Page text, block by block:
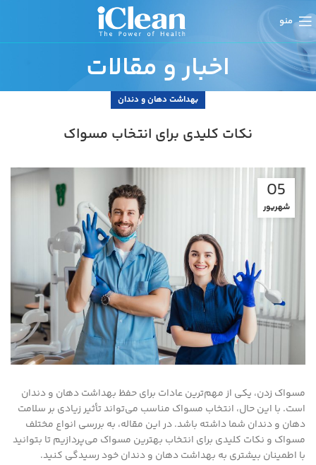
منو
اخبار و مقالات
بهداشت دهان و دندان
نکات کلیدی برای انتخاب مسواک
05
شهریور
مسواک زدن، یکی از مهم‌ترین عادات برای حفظ بهداشت دهان و دندان
است. با این حال، انتخاب مسواک مناسب می‌تواند تأثیر زیادی بر سلامت
دهان و دندان شما داشته باشد. در این مقاله، به بررسی انواع مختلف
مسواک و نکات کلیدی برای انتخاب بهترین مسواک می‌پردازیم تا بتوانید
با اطمینان بیشتری به بهداشت دهان و دندان خود رسیدگی کنید.